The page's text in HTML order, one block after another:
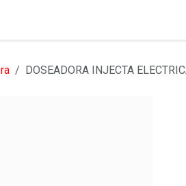
DOSEADORA INJECTA